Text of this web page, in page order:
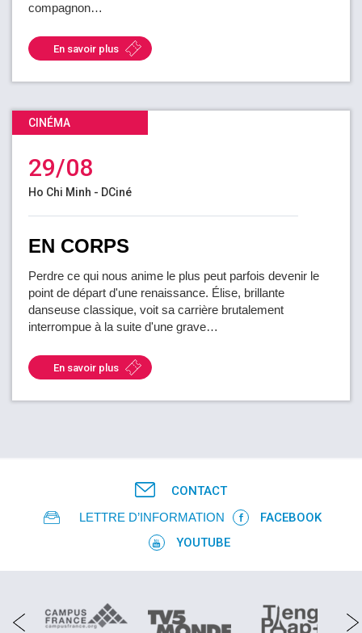
compagnon…
En savoir plus
CINÉMA
29/08
Ho Chi Minh - DCiné
EN CORPS
Perdre ce qui nous anime le plus peut parfois devenir le
point de départ d'une renaissance. Élise, brillante
danseuse classique, voit sa carrière brutalement
interrompue à la suite d'une grave…
En savoir plus
CONTACT
LETTRE D’INFORMATION
FACEBOOK
YOUTUBE